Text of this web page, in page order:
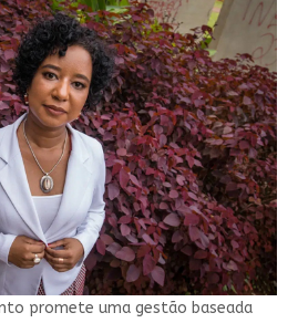
promete uma gestão baseada